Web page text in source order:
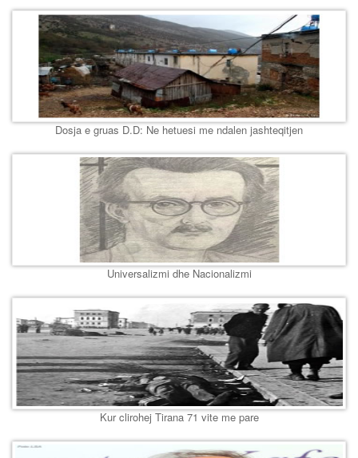
Dosja e gruas D.D: Ne hetuesi me ndalen jashteqitjen
Universalizmi dhe Nacionalizmi
Kur clirohej Tirana 71 vite me pare